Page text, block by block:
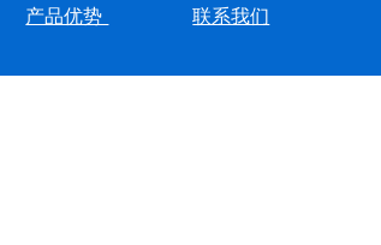
产品优势
联系我们